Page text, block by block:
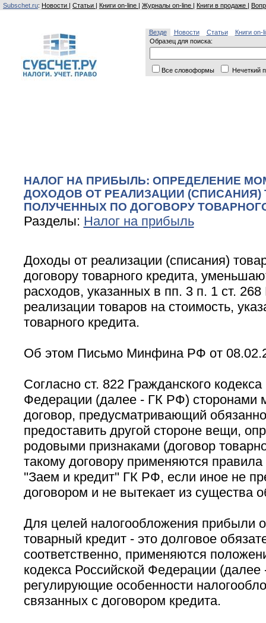
Subschet.ru: Новости | Статьи | Книги on-line | Журналы on-line | Книги в продаже |
Везде Новости Статьи
Книги on-
Образец для поиска:
Все словоформы Нечеткий
НАЛОГ НА ПРИБЫЛЬ: ОПРЕДЕЛЕНИЕ
ДОХОДОВ ОТ РЕАЛИЗАЦИИ (СПИСАНИЯ)
ПОЛУЧЕННЫХ ПО ДОГОВОРУ
Разделы: Налог на прибыль
Доходы от реализации (списания)
договору товарного кредита,
расходов, указанных в пп. 3 п. 1 ст.
реализации товаров на стоимость,
товарного кредита.
Об этом Письмо Минфина РФ от
Согласно ст. 822 Гражданского
Федерации (далее - ГК РФ) сторонами
договор, предусматривающий
предоставить другой стороне вещи,
родовыми признаками (договор
такому договору применяются
''Заем и кредит'' ГК РФ, если иное не
договором и не вытекает из существа
Для целей налогообложения прибыли
товарный кредит - это долговое
соответственно, применяются
кодекса Российской Федерации
регулирующие особенности
связанных с договором кредита.